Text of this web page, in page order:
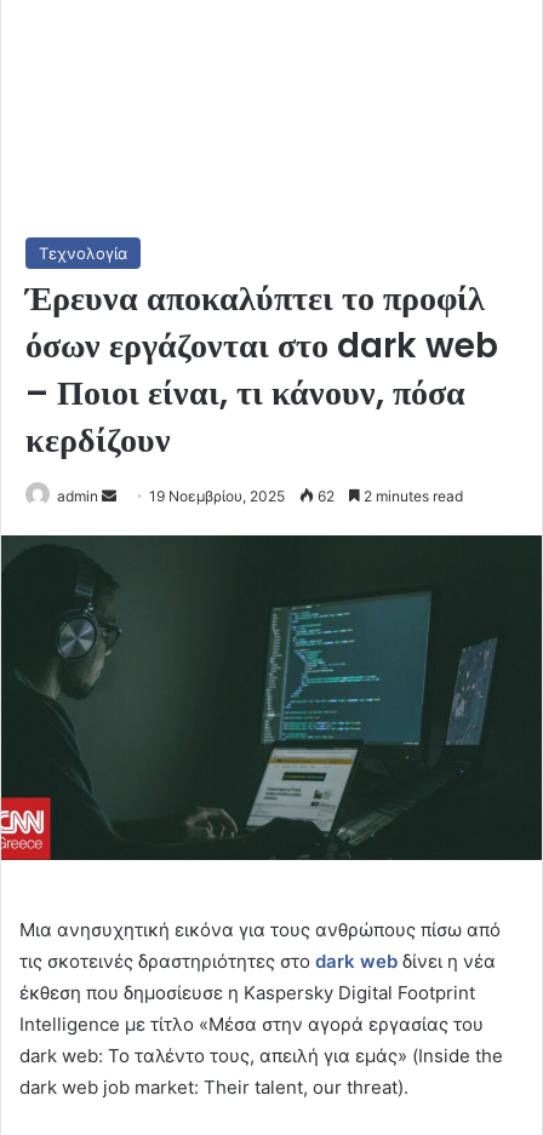
Τεχνολογία
Έρευνα αποκαλύπτει το προφίλ
όσων εργάζονται στο dark web
– Ποιοι είναι, τι κάνουν, πόσα
κερδίζουν
admin
Send19 Νοεμβρίου, 2025 62 2 minutes read
Μια ανησυχητική εικόνα για τους ανθρώπους πίσω από
τις σκοτεινές δραστηριότητες στο dark web δίνει η νέα
έκθεση που δημοσίευσε η Kaspersky Digital Footprint
Intelligence με τίτλο «Μέσα στην αγορά εργασίας του
dark web: Το ταλέντο τους, απειλή για εμάς» (Inside the
dark web job market: Their talent, our threat).